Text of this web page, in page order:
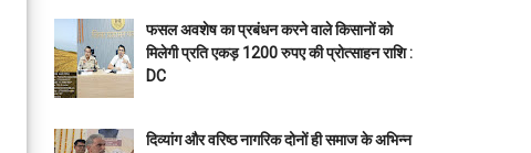
फसल अवशेष का प्रबंधन करने वाले किसानों को
मिलेगी प्रति एकड़ 1200 रुपए की प्रोत्साहन राशि :
DC
दिव्यांग और वरिष्ठ नागरिक दोनों ही समाज के अभिन्न